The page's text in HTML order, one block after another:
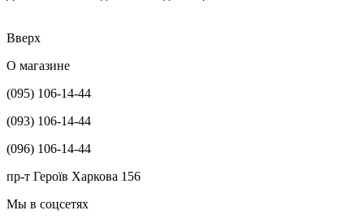
Вверх
О магазине
(095) 106-14-44
(093) 106-14-44
(096) 106-14-44
пр-т Героїв Харкова 156
Мы в соцсетях